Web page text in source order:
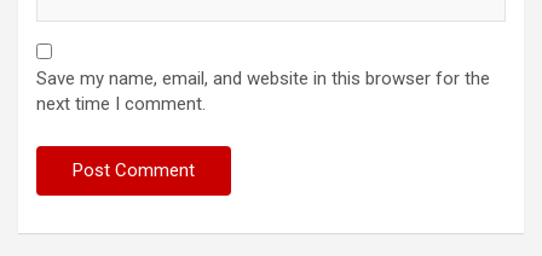
Save my name, email, and website in this browser for the
next time I comment.